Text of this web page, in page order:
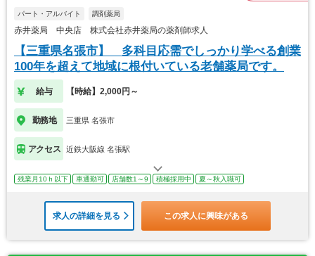
パート・アルバイト 調剤薬局
赤井薬局 中央店 株式会社赤井薬局の薬剤師求人
【三重県名張市】 多科目応需でしっかり学べる創業
100年を超えて地域に根付いている老舗薬局です。
給与 【時給】2,000円～
勤務地 三重県 名張市
アクセス 近鉄大阪線 名張駅
残業月10ｈ以下 車通勤可 店舗数1～9 積極採用中 夏～秋入職可
求人の詳細を見る この求人に興味がある